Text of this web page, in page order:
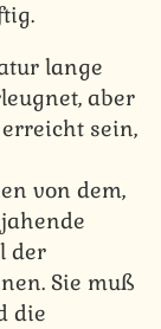
lange
aber
sein,
von dem,
der
Sie muß
die